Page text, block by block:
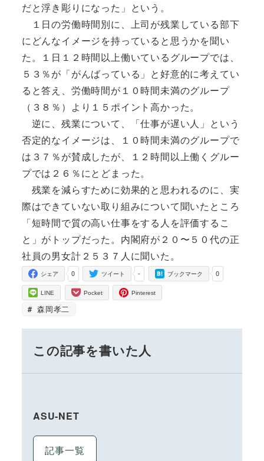
だと浮き彫りになった」という。
１日の労働時間別に、上司が残業している部下
にどんなイメージを持っていると思うかを聞い
た。１日１２時間以上働いているグループでは、
５３％が「がんばっている」と好意的に考えてい
ると答え、労働時間が１０時間未満のグループ
（３８％）より１５ポイント高かった。
逆に、残業について、「仕事が遅い人」という
否定的なイメージは、１０時間未満のグループで
は３７％が賛成したが、１２時間以上働くグルー
プでは２６％にとどまった。
残業を減らすために効果的と思われるのに、実
際はできていない取り組みについて聞いたところ
「短時間で質の高い仕事をする人を評価するこ
と」がトップだった。内閣府が２０〜５０代の正
社員の男女計２５３７人に聞いた。
0
シェア -
ツイート 0
ブックマーク
LINE Pocket Pinterest
森岡孝二
この記事を書いた人
ASU-NET
記事一覧